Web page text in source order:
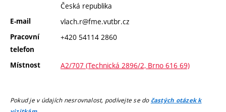
Česká republika
E-mail vlach.r@fme.vutbr.cz
Pracovní
telefon
+420 54114 2860
Místnost A2/707 (Technická 2896/2, Brno 616 69)
Pokud je v údajích nesrovnalost, podívejte se do častých otázek k